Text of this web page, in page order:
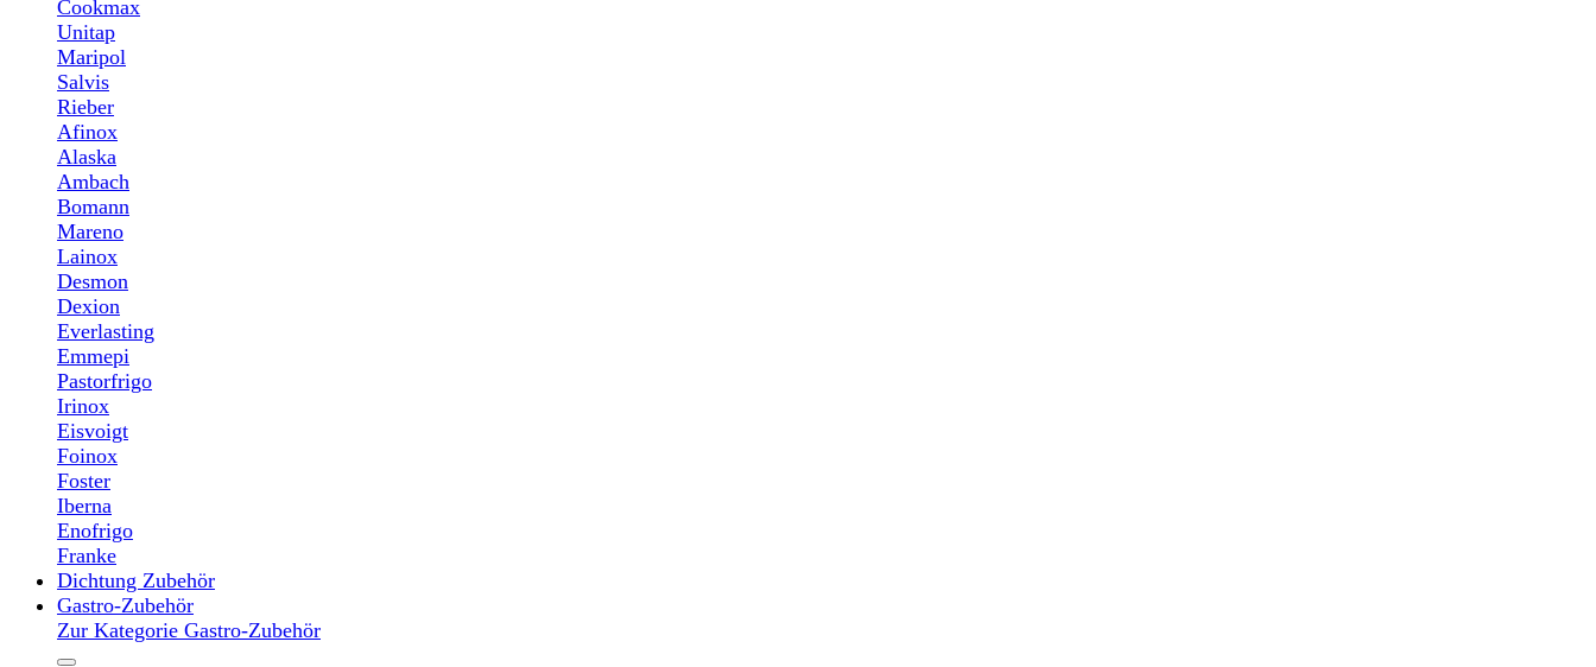
Cookmax
Unitap
Maripol
Salvis
Rieber
Afinox
Alaska
Ambach
Bomann
Mareno
Lainox
Desmon
Dexion
Everlasting
Emmepi
Pastorfrigo
Irinox
Eisvoigt
Foinox
Foster
Iberna
Enofrigo
Franke
Dichtung Zubehör
Gastro-Zubehör
Zur Kategorie Gastro-Zubehör